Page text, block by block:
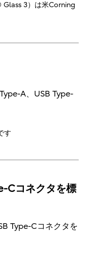
3）は米Corning
A、USB Type-
す
Cコネクタを標
Type-Cコネクタを